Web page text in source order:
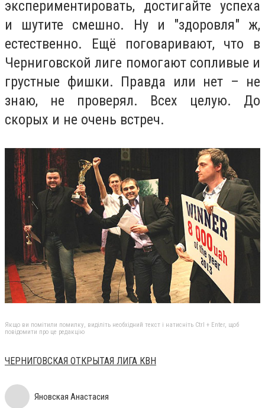
экспериментировать, достигайте успеха
и шутите смешно. Ну и "здоровля" ж,
естественно. Ещё поговаривают, что в
Черниговской лиге помогают сопливые и
грустные фишки. Правда или нет – не
знаю, не проверял. Всех целую. До
скорых и не очень встреч.
Якщо ви помітили помилку, виділіть необхідний текст і натисніть Ctrl + Enter, щоб
повідомити про це редакцію
ЧЕРНИГОВСКАЯ ОТКРЫТАЯ ЛИГА КВН
Яновская Анастасия